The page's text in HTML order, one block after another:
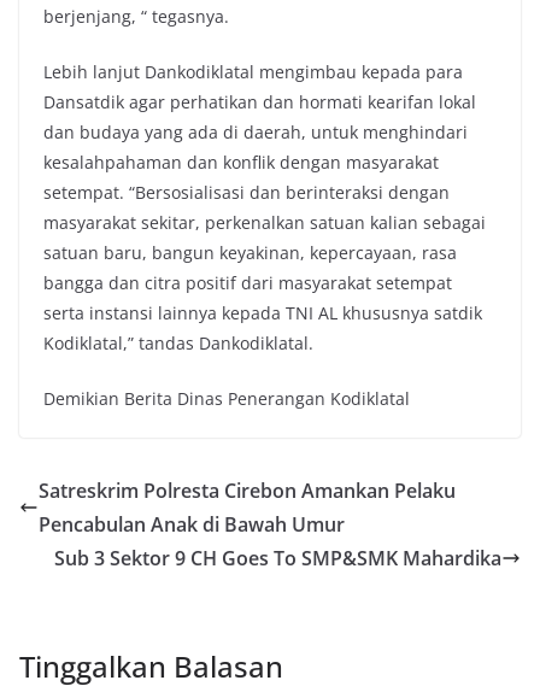
berjenjang, “ tegasnya.
Lebih lanjut Dankodiklatal mengimbau kepada para
Dansatdik agar perhatikan dan hormati kearifan lokal
dan budaya yang ada di daerah, untuk menghindari
kesalahpahaman dan konflik dengan masyarakat
setempat. “Bersosialisasi dan berinteraksi dengan
masyarakat sekitar, perkenalkan satuan kalian sebagai
satuan baru, bangun keyakinan, kepercayaan, rasa
bangga dan citra positif dari masyarakat setempat
serta instansi lainnya kepada TNI AL khususnya satdik
Kodiklatal,” tandas Dankodiklatal.
Demikian Berita Dinas Penerangan Kodiklatal
Satreskrim Polresta Cirebon Amankan Pelaku
Pencabulan Anak di Bawah Umur
Sub 3 Sektor 9 CH Goes To SMP&SMK Mahardika
Tinggalkan Balasan